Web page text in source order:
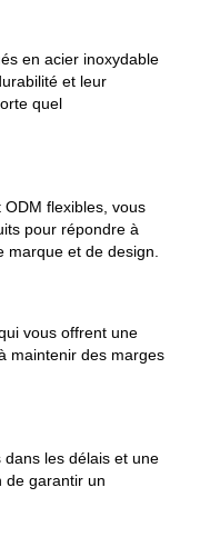
en acier inoxydable
et leur
quel
flexibles, vous
pour répondre à
et de design.
vous offrent une
maintenir des marges
les délais et une
de garantir un